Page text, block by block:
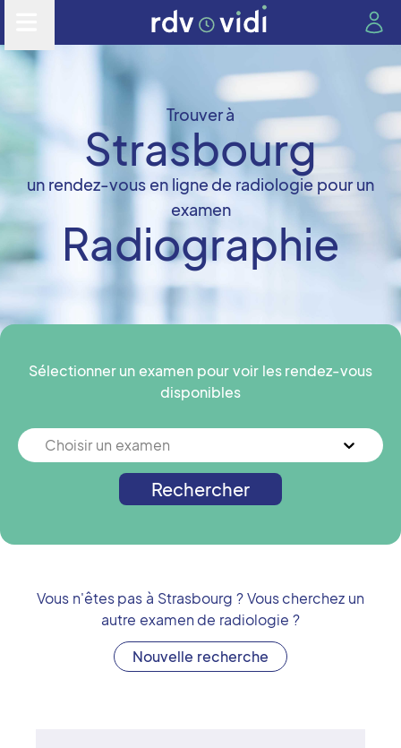
Trouver à
Strasbourg
un rendez-vous en ligne de radiologie pour un
examen
Radiographie
Sélectionner un examen pour voir les rendez-vous
disponibles
Choisir un examen
Rechercher
Vous n'êtes pas à Strasbourg ? Vous cherchez un
autre examen de radiologie ?
Nouvelle recherche